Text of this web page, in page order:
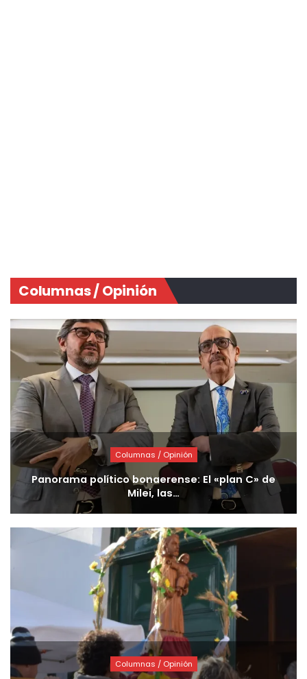
Columnas / Opinión
Columnas / Opinión
Panorama político bonaerense: El «plan C» de
Milei, las…
Columnas / Opinión